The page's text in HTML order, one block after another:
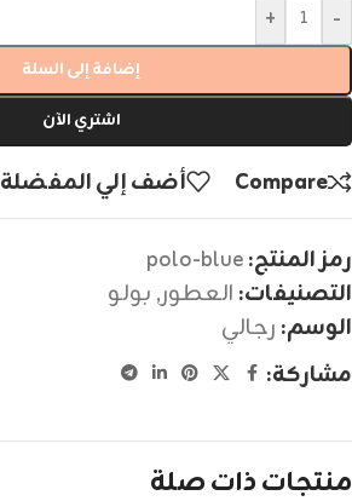
-
+
إضافة إلى السلة
اشتري الآن
Compare أضف إلي المفضلة
رمز المنتج:polo-blue
التصنيفات: العطور, بولو
الوسم: رجالي
مشاركة:
منتجات ذات صلة